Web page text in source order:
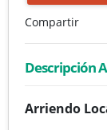
Compartir
Descripción
Arriendo